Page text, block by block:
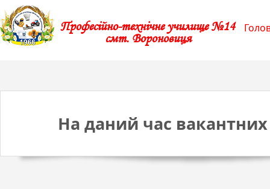
Професійно-технічне училище №14
смт. Вороновиця
На даний час